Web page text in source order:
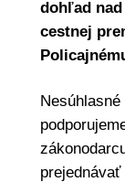
dohľad
cestnej